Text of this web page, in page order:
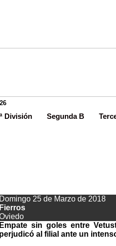
División Segunda B
Domingo 25 de Marzo de 2018
Fierros
Empate sin goles entre
perjudicó al filial ante un